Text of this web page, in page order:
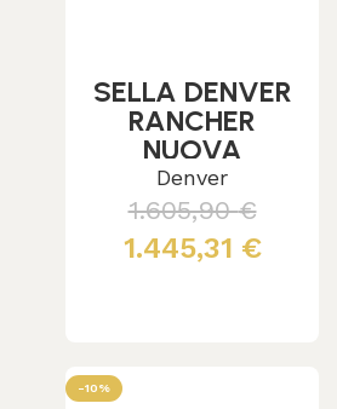
SELLA DENVER
RANCHER
NUOVA
ETICHETTATA
SE00543
Denver
1.605,90€
1.445,31 €
-10%